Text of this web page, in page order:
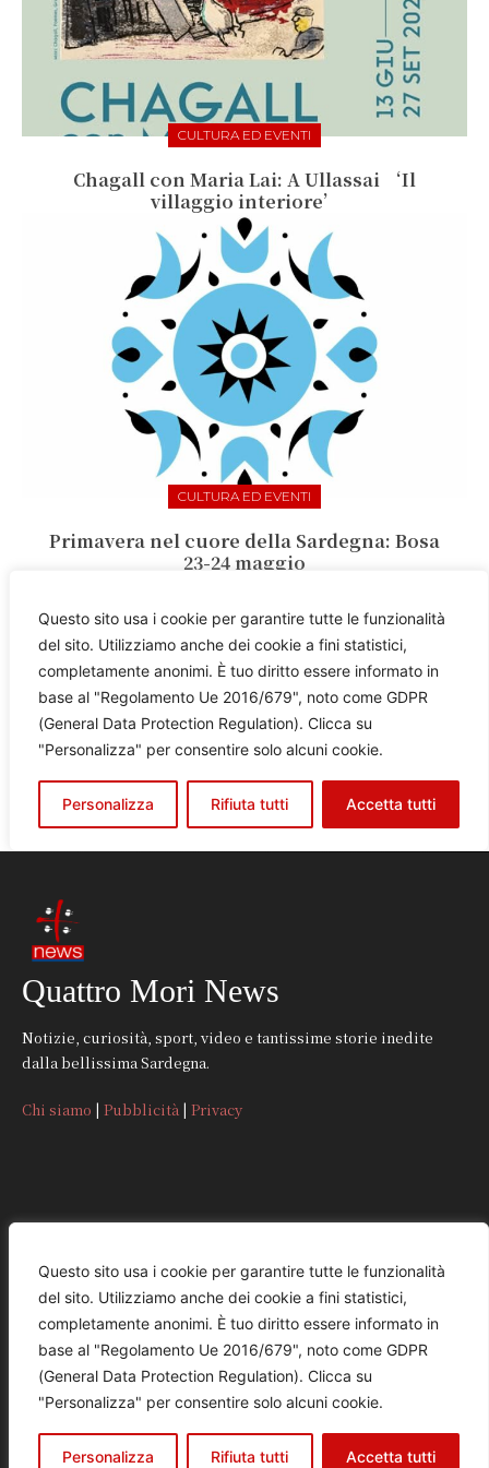
Questo sito usa i cookie per garantire tutte le funzionalità
del sito. Utilizziamo anche dei cookie a fini statistici,
completamente anonimi. È tuo diritto essere informato in
base al "Regolamento Ue 2016/679", noto come GDPR
(General Data Protection Regulation). Clicca su
"Personalizza" per consentire solo alcuni cookie.
Personalizza Rifiuta tutti Accetta tutti
Quattro Mori News
Notizie, curiosità, sport, video e tantissime storie inedite
dalla bellissima Sardegna.
Chi siamo | Pubblicità | Privacy
CONTATTI
REDAZIONE
redazione@quattromorinews.it
COMMERCIALE
commerciale@quattromorinews.it